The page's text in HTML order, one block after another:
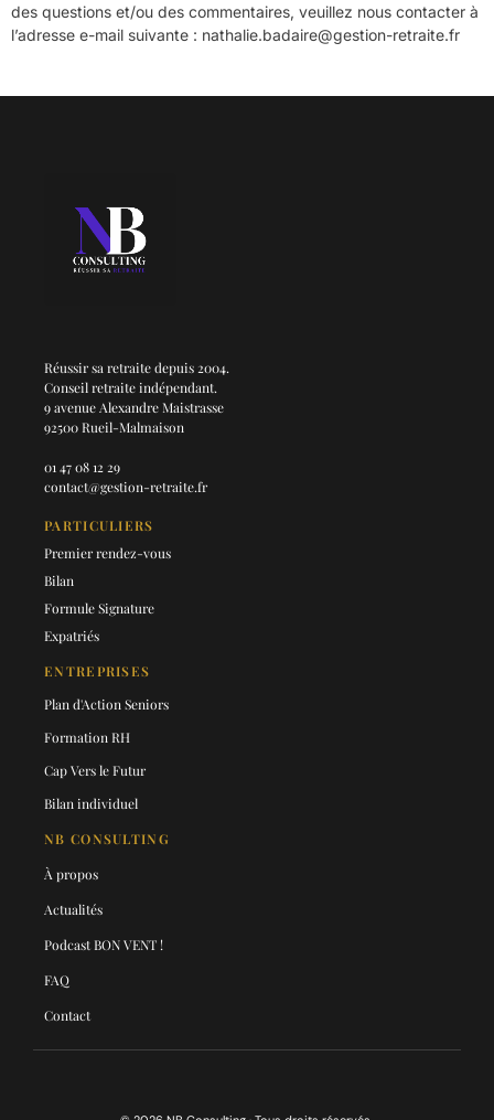
des questions et/ou des commentaires, veuillez nous contacter à
l’adresse e-mail suivante : nathalie.badaire@gestion-retraite.fr
Réussir sa retraite depuis 2004.
Conseil retraite indépendant.
9 avenue Alexandre Maistrasse
92500 Rueil-Malmaison
01 47 08 12 29
contact@gestion-retraite.fr
PARTICULIERS
Premier rendez-vous
Bilan
Formule Signature
Expatriés
ENTREPRISES
Plan d'Action Seniors
Formation RH
Cap Vers le Futur
Bilan individuel
NB CONSULTING
À propos
Actualités
Podcast BON VENT !
FAQ
Contact